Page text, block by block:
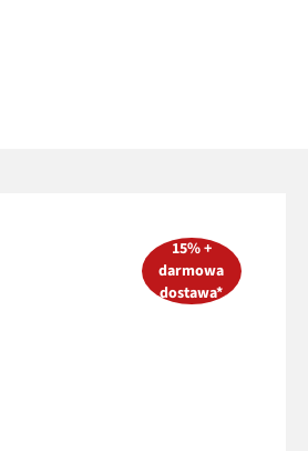
15% +
darmowa
dostawa*